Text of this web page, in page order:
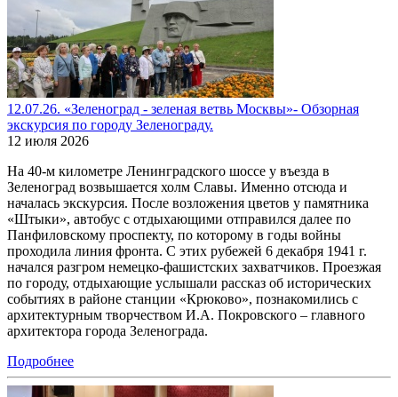
12.07.26. «Зеленоград - зеленая ветвь Москвы»- Обзорная
экскурсия по городу Зеленограду.
12 июля 2026
На 40-м километре Ленинградского шоссе у въезда в
Зеленоград возвышается холм Славы. Именно отсюда и
началась экскурсия. После возложения цветов у памятника
«Штыки», автобус с отдыхающими отправился далее по
Панфиловскому проспекту, по которому в годы войны
проходила линия фронта. С этих рубежей 6 декабря 1941 г.
начался разгром немецко-фашистских захватчиков. Проезжая
по городу, отдыхающие услышали рассказ об исторических
событиях в районе станции «Крюково», познакомились с
архитектурным творчеством И.А. Покровского – главного
архитектора города Зеленограда.
Подробнее